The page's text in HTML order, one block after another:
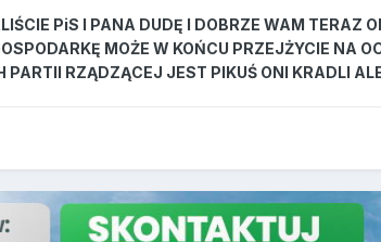
PiS I PANA DUDĘ I DOBRZE WAM TERAZ
MOŻE W KOŃCU PRZEJŻYCIE NA
PARTII RZĄDZĄCEJ JEST PIKUŚ ONI KRADLI